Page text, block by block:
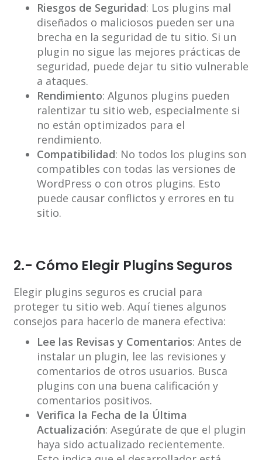
Riesgos de Seguridad: Los plugins mal
diseñados o maliciosos pueden ser una
brecha en la seguridad de tu sitio. Si un
plugin no sigue las mejores prácticas de
seguridad, puede dejar tu sitio vulnerable
a ataques.
Rendimiento: Algunos plugins pueden
ralentizar tu sitio web, especialmente si
no están optimizados para el
rendimiento.
Compatibilidad: No todos los plugins son
compatibles con todas las versiones de
WordPress o con otros plugins. Esto
puede causar conflictos y errores en tu
sitio.
2.- Cómo Elegir Plugins Seguros
Elegir plugins seguros es crucial para
proteger tu sitio web. Aquí tienes algunos
consejos para hacerlo de manera efectiva:
Lee las Revisas y Comentarios: Antes de
instalar un plugin, lee las revisiones y
comentarios de otros usuarios. Busca
plugins con una buena calificación y
comentarios positivos.
Verifica la Fecha de la Última
Actualización: Asegúrate de que el plugin
haya sido actualizado recientemente.